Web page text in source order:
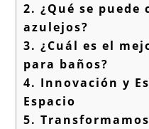
2. ¿Qué se puede
azulejos?
3. ¿Cuál es el
para baños?
4. Innovación y
Espacio
5.